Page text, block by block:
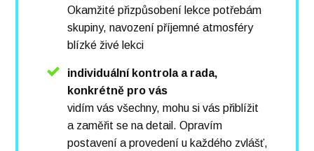
Okamžité přizpůsobení lekce potřebám
skupiny, navození příjemné atmosféry
blízké živé lekci
individuální kontrola a rada,
konkrétně pro vás
vidím vás všechny, mohu si vás přiblížit
a zaměřit se na detail. Opravím
postavení a provedení u každého zvlášť,